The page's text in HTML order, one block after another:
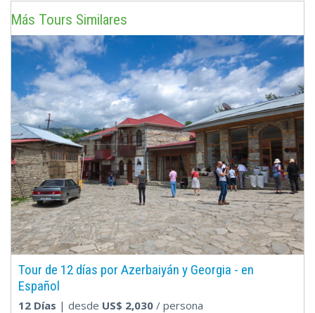
Más Tours Similares
Tour de 12 días por Azerbaiyán y Georgia - en
Español
12 Días | desde US$ 2,030 / persona